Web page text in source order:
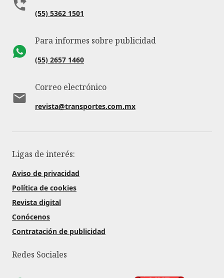
(55) 5362 1501
Para informes sobre publicidad
(55) 2657 1460
Correo electrónico
revista@transportes.com.mx
Ligas de interés:
Aviso de privacidad
Política de cookies
Revista digital
Conócenos
Contratación de publicidad
Redes Sociales